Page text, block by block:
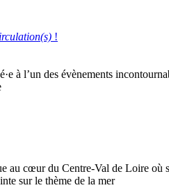
!
à l’un des évènements
cœur du Centre-Val de Loire où